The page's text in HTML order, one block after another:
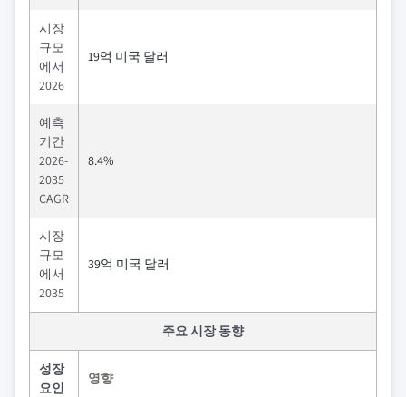
시장
규모
에서
2026
19억 미국 달러
예측
기간
2026-
2035
CAGR
8.4%
시장
규모
에서
2035
39억 미국 달러
주요 시장 동향
성장
요인
영향